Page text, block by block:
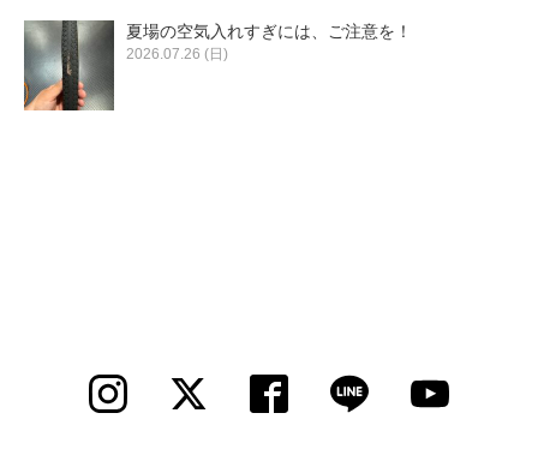
夏場の空気入れすぎには、ご注意を！
2026.07.26 (日)